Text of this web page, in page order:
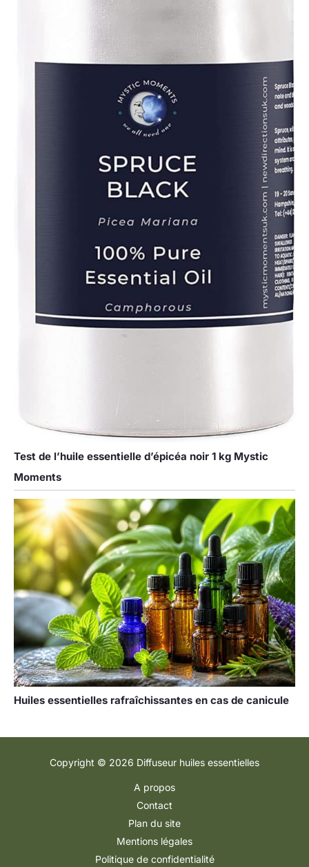
Test de l’huile essentielle d’épicéa noir 1 kg Mystic
Moments
Huiles essentielles rafraîchissantes en cas de canicule
Copyright © 2026 Diffuseur huiles essentielles
A propos
Contact
Plan du site
Mentions légales
Politique de confidentialité